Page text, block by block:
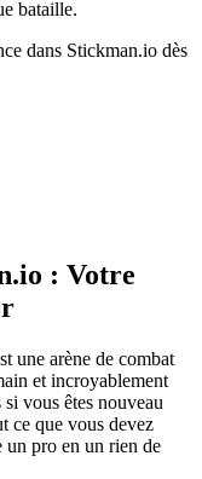
bataille.
dans Stickman.io dès
: Votre
une arène de combat
et incroyablement
vous êtes nouveau
ce que vous devez
un pro en un rien de